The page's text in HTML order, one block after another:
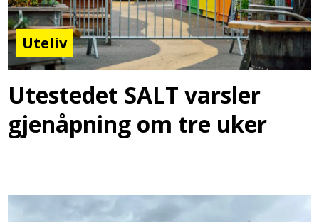
Uteliv
Utestedet SALT varsler
gjenåpning om tre uker